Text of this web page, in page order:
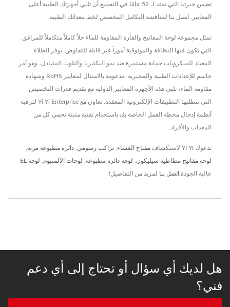
تضمن خبرتنا التي تمتد لـ 52 عامًا في التصنيع أن تلبي أجهزتك الطبية أعلى
المعايير. اتصل بنا لمناقشة التكامل المخصص لخط معداتك الطبية.
تمثل مجموعة لوحة المفاتيح والفأرة المقاومة للماء حلاً كاملاً متكاملاً للمرافق
التي تكون فيها النظافة والموثوقية أموراً غير قابلة للتفاوض. يوفر الطلاء
المضاد للميكروبات حماية مستمرة ضد نمو البكتيريا والتلوث المتبادل، وهو أمر
حاسم للإعدادات الطبية والمخبرية. مدعومة بالامتثال لمعايير RoHS وشهادة
مقاومة الماء، تلبي هذه الأجهزة المعايير الدولية مع تقديم قدرات التخصيص
التي تتطلبها التطبيقات الإلكترونية المعقدة. تعاون مع Yi Yi Enterprise لترقية
أنظمة إدخال محطة العمل الخاصة بك باستخدام تقنية مثبتة تحمي كل من
المعدات والأفراد.
تدعوك YI YI لاستكشاف مفتاح الغشاء تراكب رسومي دائرة مطبوعة مرنة
لوحة مفاتيح مطاطية سيليكون لوحة دائرة مطبوعة لوحات الألمنيوم لوحة EL
عالية الجودة. اتصل بنا لمزيد من التفاصيل!
هل لديك أي سؤال أو تحتاج إلى أي دعم
فني؟